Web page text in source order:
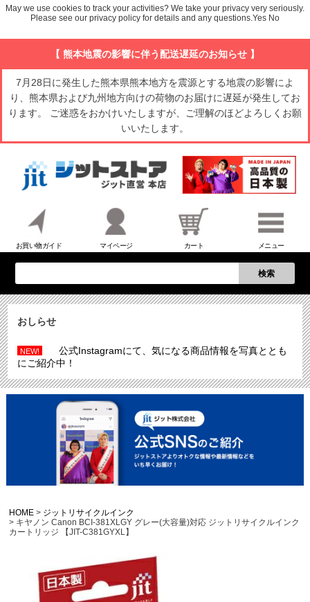
【 熊本地震の影響に伴う配送遅延のお知らせ 】
7月28日に発生した熊本県熊本地方を震源とする地震の影響によ
り、熊本県および九州地方向けの荷物のお届けに遅延が発生してお
ります。 ご迷惑をおかけいたしますが、ご理解のほどよろしくお願
いいたします。
お買い物ガイド マイページ カート メニュー
検索
おしらせ
NEW!
公式Instagramにて、気になる商品情報を写真ととも
にご紹介中！
HOME
ジットリサイクルインク
キヤノン Canon BCI-381XLGY グレー(大容量)対応 ジットリサイクルインク
カートリッジ 【JIT-C381GYXL】
May we use cookies to track your activities? We take your privacy very seriously.
Please see our privacy policy for details and any questions.Yes No